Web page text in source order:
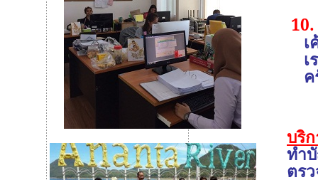
10.
เ
ค
บริก
ทำ
ตร